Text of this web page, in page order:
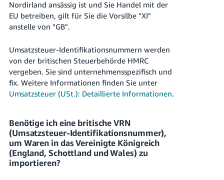
Nordirland ansässig ist und Sie Handel mit der
EU betreiben, gilt für Sie die Vorsilbe "XI"
anstelle von "GB".
Umsatzsteuer-Identifikationsnummern werden
von der britischen Steuerbehörde HMRC
vergeben. Sie sind unternehmensspezifisch und
fix. Weitere Informationen finden Sie unter
Umsatzsteuer (USt.): Detaillierte Informationen.
Benötige ich eine britische VRN
(Umsatzsteuer-Identifikationsnummer),
um Waren in das Vereinigte Königreich
(England, Schottland und Wales) zu
importieren?